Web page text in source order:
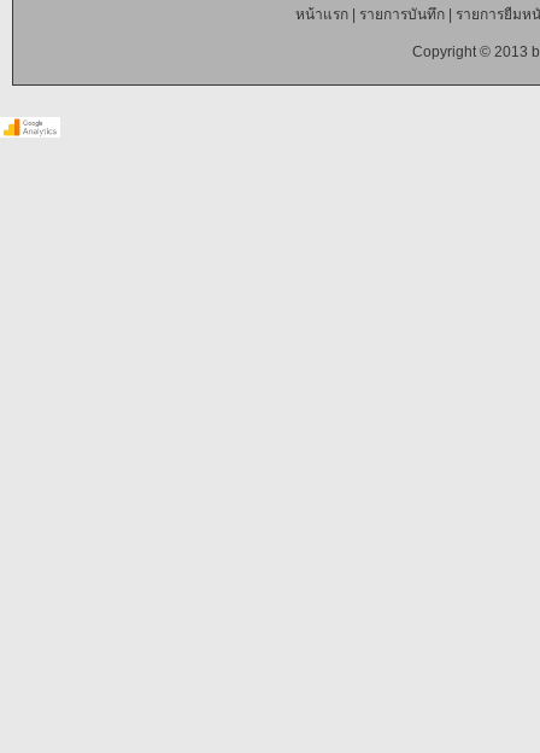
หน้าแรก| รายการบันทึก| รายการยืมห
Copyright © 2013